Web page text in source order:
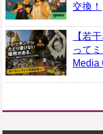
交換！
【若
って
Media